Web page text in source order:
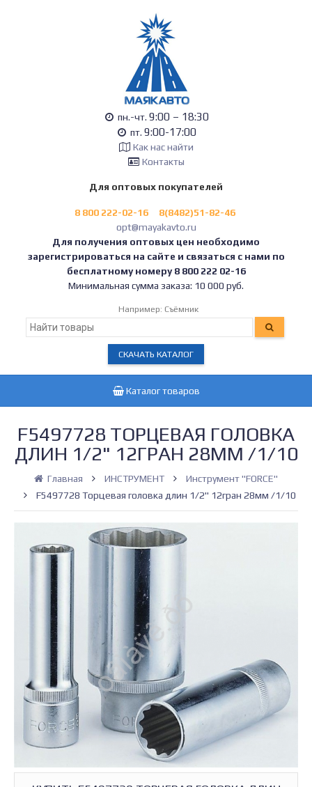
пн.-чт. 9:00 – 18:30
пт. 9:00-17:00
Как нас найти
Контакты
Для оптовых покупателей
8 800 222-02-16
8(8482)51-82-46
opt@mayakavto.ru
Для получения оптовых цен необходимо
зарегистрироваться на сайте и связаться с нами по
бесплатному номеру 8 800 222 02-16
Минимальная сумма заказа: 10 000 руб.
Например: Съёмник
СКАЧАТЬ КАТАЛОГ
Каталог товаров
F5497728 ТОРЦЕВАЯ ГОЛОВКА
ДЛИН 1/2" 12ГРАН 28ММ /1/10
Главная ИНСТРУМЕНТ
Инструмент "FORCE"
F5497728 Торцевая головка длин 1/2" 12гран 28мм /1/10